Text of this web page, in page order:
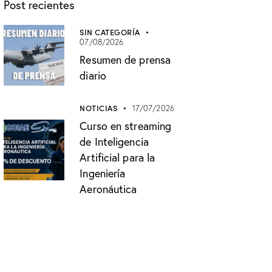
Post recientes
SIN CATEGORÍA
07/08/2026
Resumen de prensa
diario
NOTICIAS 17/07/2026
Curso en streaming
de Inteligencia
Artificial para la
Ingeniería
Aeronáutica